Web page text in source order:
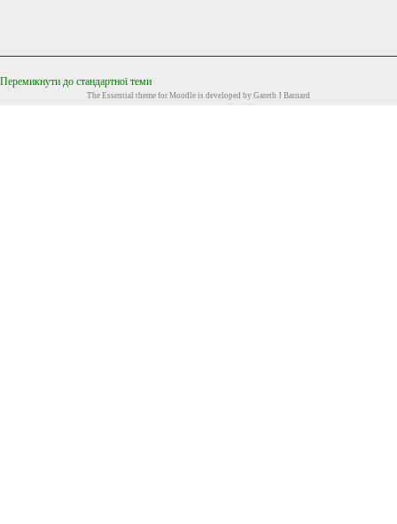
Перемикнути до стандартної теми
The Essential theme for Moodle is developed by Gareth J Barnard